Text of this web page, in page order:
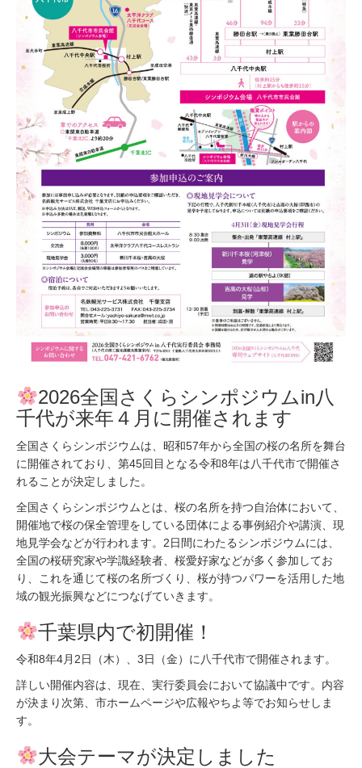
2026全国さくらシンポジウムin八
千代が来年４月に開催されます
全国さくらシンポジウムは、昭和57年から全国の桜の名所を舞台
に開催されており、第45回目となる令和8年は八千代市で開催さ
れることが決定しました。
全国さくらシンポジウムとは、桜の名所を持つ自治体において、
開催地で桜の保全管理をしている団体による事例紹介や講演、現
地見学会などが行われます。2日間にわたるシンポジウムには、
全国の桜研究家や学識経験者、桜愛好家などが多く参加してお
り、これを通じて桜の名所づくり、桜が持つパワーを活用した地
域の観光振興などにつなげていきます。
千葉県内で初開催！
令和8年4月2日（木）、3日（金）に八千代市で開催されます。
詳しい開催内容は、現在、実行委員会において協議中です。内容
が決まり次第、市ホームページや広報やちよ等でお知らせしま
す。
大会テーマが決定しました